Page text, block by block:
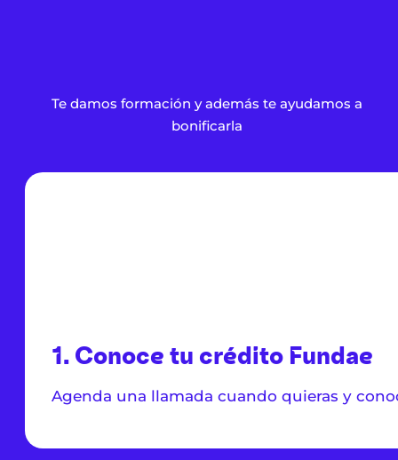
Te damos formación y además te ayudamos a
bonificarla
1. Conoce tu crédito Fundae
Agenda una llamada cuando quieras y